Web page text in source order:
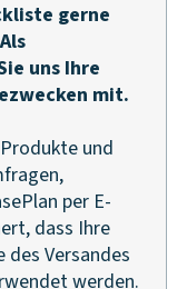
gerne
uns Ihre
mit.
und
per E-
dass Ihre
des Versandes
werden.